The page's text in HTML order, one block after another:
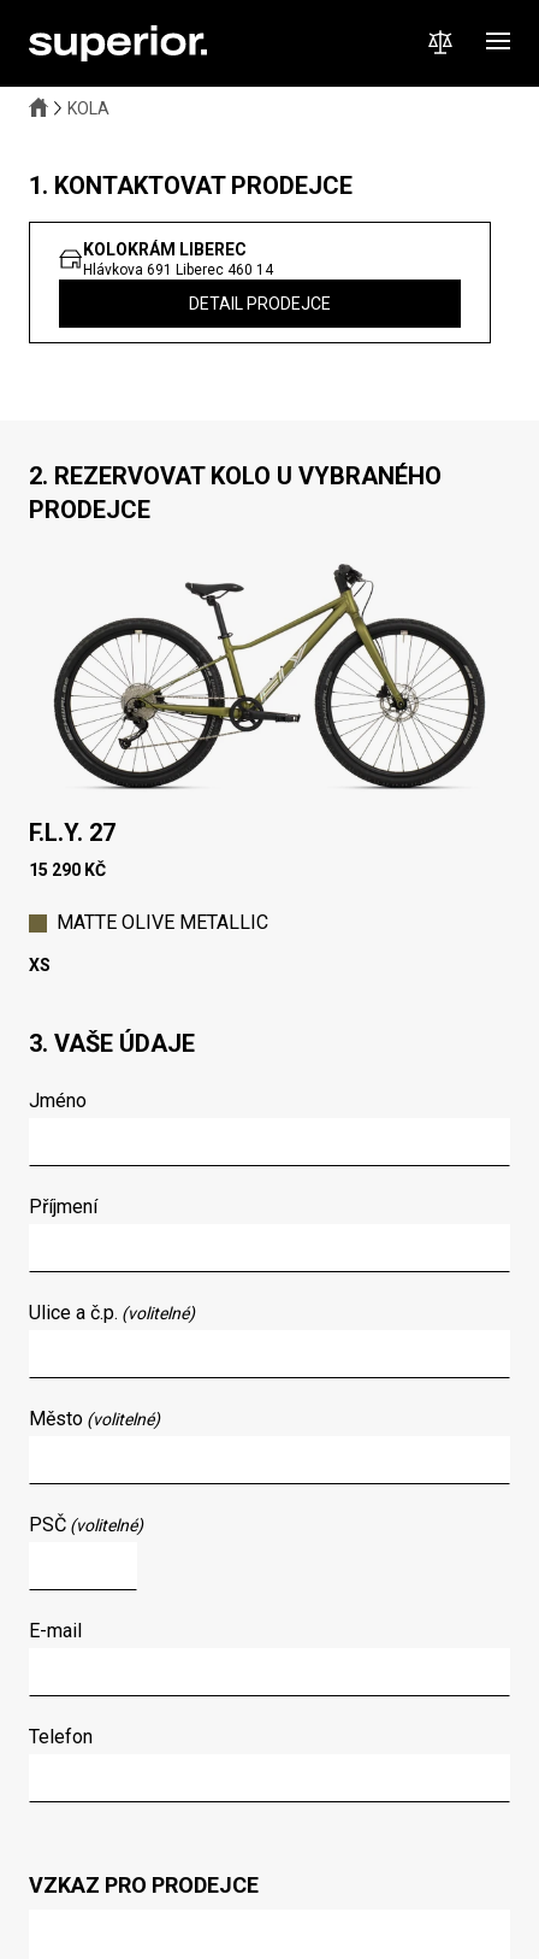
KOLA
1. KONTAKTOVAT PRODEJCE
KOLOKRÁM LIBEREC
Hlávkova 691 Liberec 460 14
DETAIL PRODEJCE
2. REZERVOVAT KOLO U VYBRANÉHO
PRODEJCE
F.L.Y. 27
15 290 KČ
MATTE OLIVE METALLIC
XS
3. VAŠE ÚDAJE
Jméno
Příjmení
Ulice a č.p. (volitelné)
Město (volitelné)
PSČ (volitelné)
E-mail
Telefon
VZKAZ PRO PRODEJCE